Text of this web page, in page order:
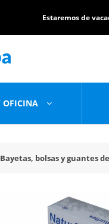
Estaremos de
OFICINA
Bayetas, bolsas y guantes